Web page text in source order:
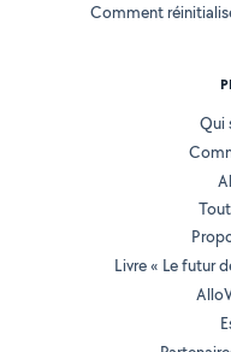
Comment
Qui
Livre « Le futur